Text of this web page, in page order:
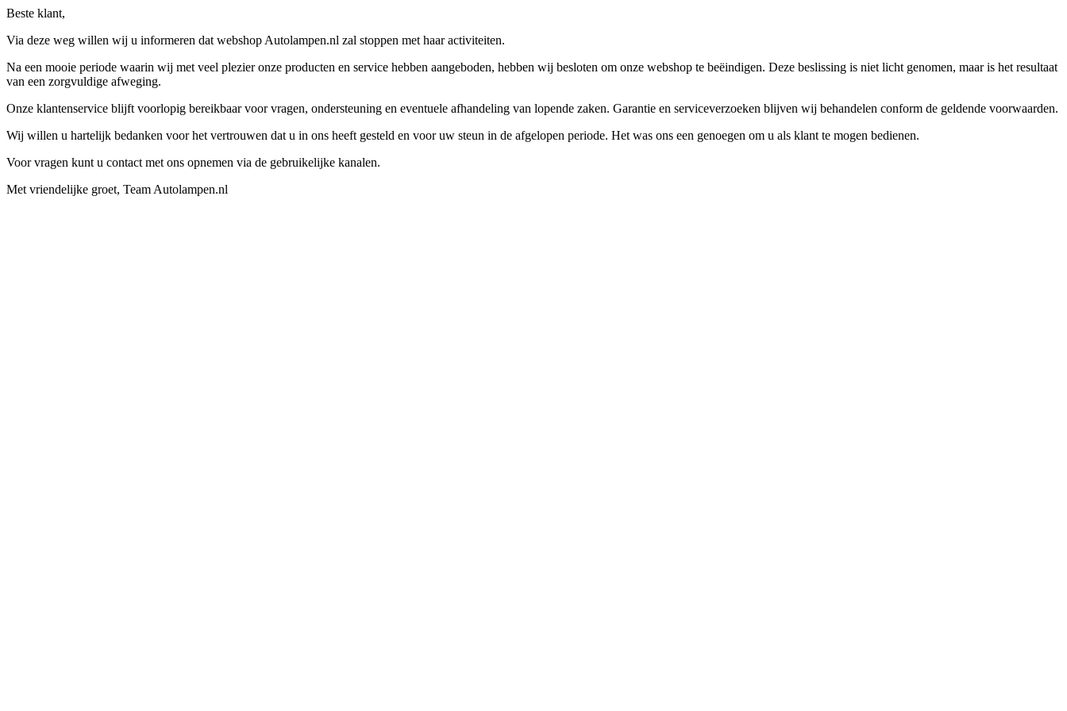
Beste klant,
Via deze weg willen wij u informeren dat webshop Autolampen.nl zal stoppen met haar activiteiten.
Na een mooie periode waarin wij met veel plezier onze producten en service hebben aangeboden, hebben wij besloten om onze webshop te beëindigen. Deze beslissing is niet licht genomen, maar is het resultaat
van een zorgvuldige afweging.
Onze klantenservice blijft voorlopig bereikbaar voor vragen, ondersteuning en eventuele afhandeling van lopende zaken. Garantie en serviceverzoeken blijven wij behandelen conform de geldende voorwaarden.
Wij willen u hartelijk bedanken voor het vertrouwen dat u in ons heeft gesteld en voor uw steun in de afgelopen periode. Het was ons een genoegen om u als klant te mogen bedienen.
Voor vragen kunt u contact met ons opnemen via de gebruikelijke kanalen.
Met vriendelijke groet, Team Autolampen.nl